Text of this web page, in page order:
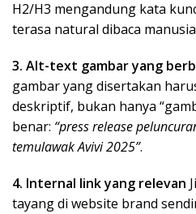
H2/H3 mengandung kata
terasa natural dibaca
3. Alt-text gambar yang
gambar yang disertakan
deskriptif, bukan hanya
benar: “press release
temulawak Avivi 2025”.
4. Internal link yang relevan
tayang di website brand